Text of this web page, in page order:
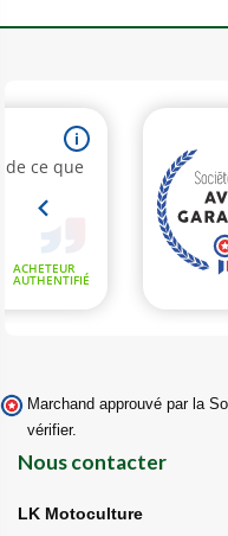
Marchand approuvé par la
vérifier.
Nous contacter
LK Motoculture